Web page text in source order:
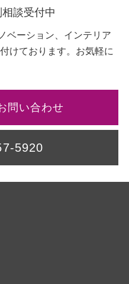
談受付中
ベーション、インテリア
けております。お気軽に
い合わせ
5920